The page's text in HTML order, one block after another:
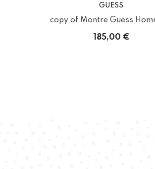
GUESS
copy of Montre Guess
185,00 €